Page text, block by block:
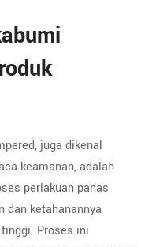
juga dikenal
keamanan, adalah
perlakuan panas
dan ketahanannya
Proses ini